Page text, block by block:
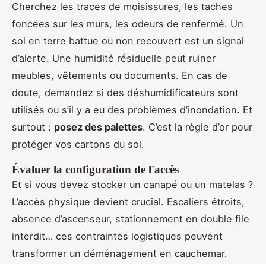
Cherchez les traces de moisissures, les taches
foncées sur les murs, les odeurs de renfermé. Un
sol en terre battue ou non recouvert est un signal
d’alerte. Une humidité résiduelle peut ruiner
meubles, vêtements ou documents. En cas de
doute, demandez si des déshumidificateurs sont
utilisés ou s’il y a eu des problèmes d’inondation. Et
surtout : posez des palettes. C’est la règle d’or pour
protéger vos cartons du sol.
Évaluer la configuration de l'accès
Et si vous devez stocker un canapé ou un matelas ?
L’accès physique devient crucial. Escaliers étroits,
absence d’ascenseur, stationnement en double file
interdit… ces contraintes logistiques peuvent
transformer un déménagement en cauchemar.